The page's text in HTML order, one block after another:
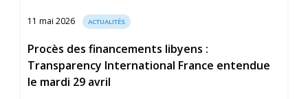
11 mai 2026 ACTUALITÉS
Procès des financements libyens :
Transparency International France entendue
le mardi 29 avril